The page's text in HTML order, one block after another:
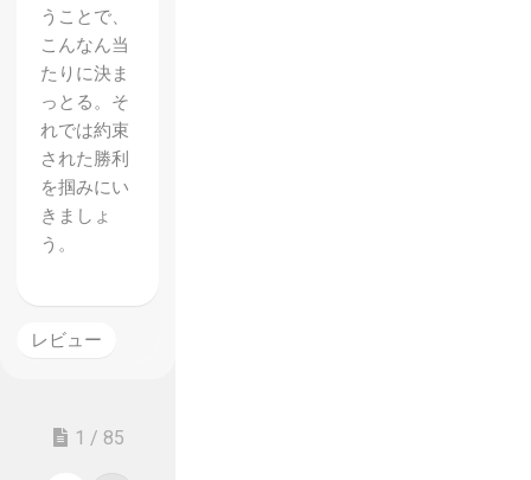
うことで、
こんなん当
たりに決ま
っとる。そ
れでは約束
された勝利
を掴みにい
きましょ
う。
レビュー
1 / 85